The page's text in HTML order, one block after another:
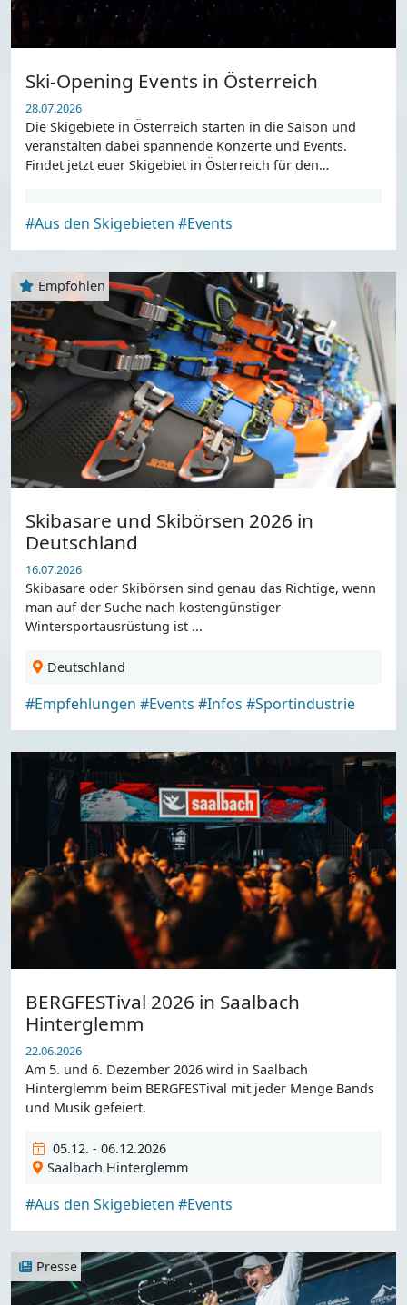
Ski-Opening Events in Österreich
28.07.2026
Die Skigebiete in Österreich starten in die Saison und
veranstalten dabei spannende Konzerte und Events.
Findet jetzt euer Skigebiet in Österreich für den
#Aus den Skigebieten #Events
Empfohlen
Skibasare und Skibörsen 2026 in
Deutschland
16.07.2026
Skibasare oder Skibörsen sind genau das Richtige, wenn
man auf der Suche nach kostengünstiger
Wintersportausrüstung ist ...
Deutschland
#Empfehlungen #Events #Infos #Sportindustrie
BERGFESTival 2026 in Saalbach
Hinterglemm
22.06.2026
Am 5. und 6. Dezember 2026 wird in Saalbach
Hinterglemm beim BERGFESTival mit jeder Menge Bands
und Musik gefeiert.
05.12. - 06.12.2026
Saalbach Hinterglemm
#Aus den Skigebieten #Events
Presse